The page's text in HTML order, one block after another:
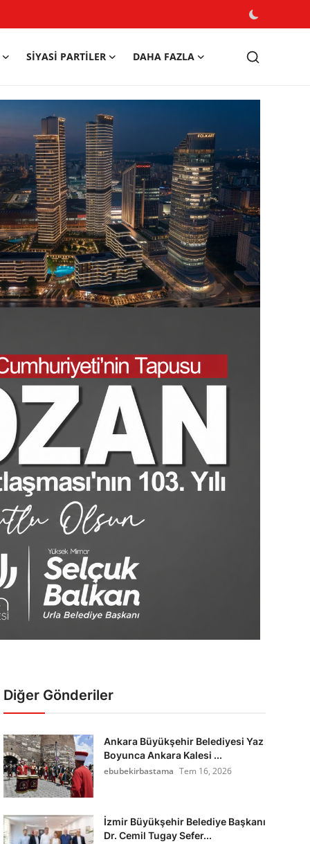
SIYASI PARTILER DAHA FAZLA
Diğer Gönderiler
Ankara Büyükşehir Belediyesi Yaz
Boyunca Ankara Kalesi ...
ebubekirbastama Tem 16, 2026
İzmir Büyükşehir Belediye Başkanı
Dr. Cemil Tugay Sefer...